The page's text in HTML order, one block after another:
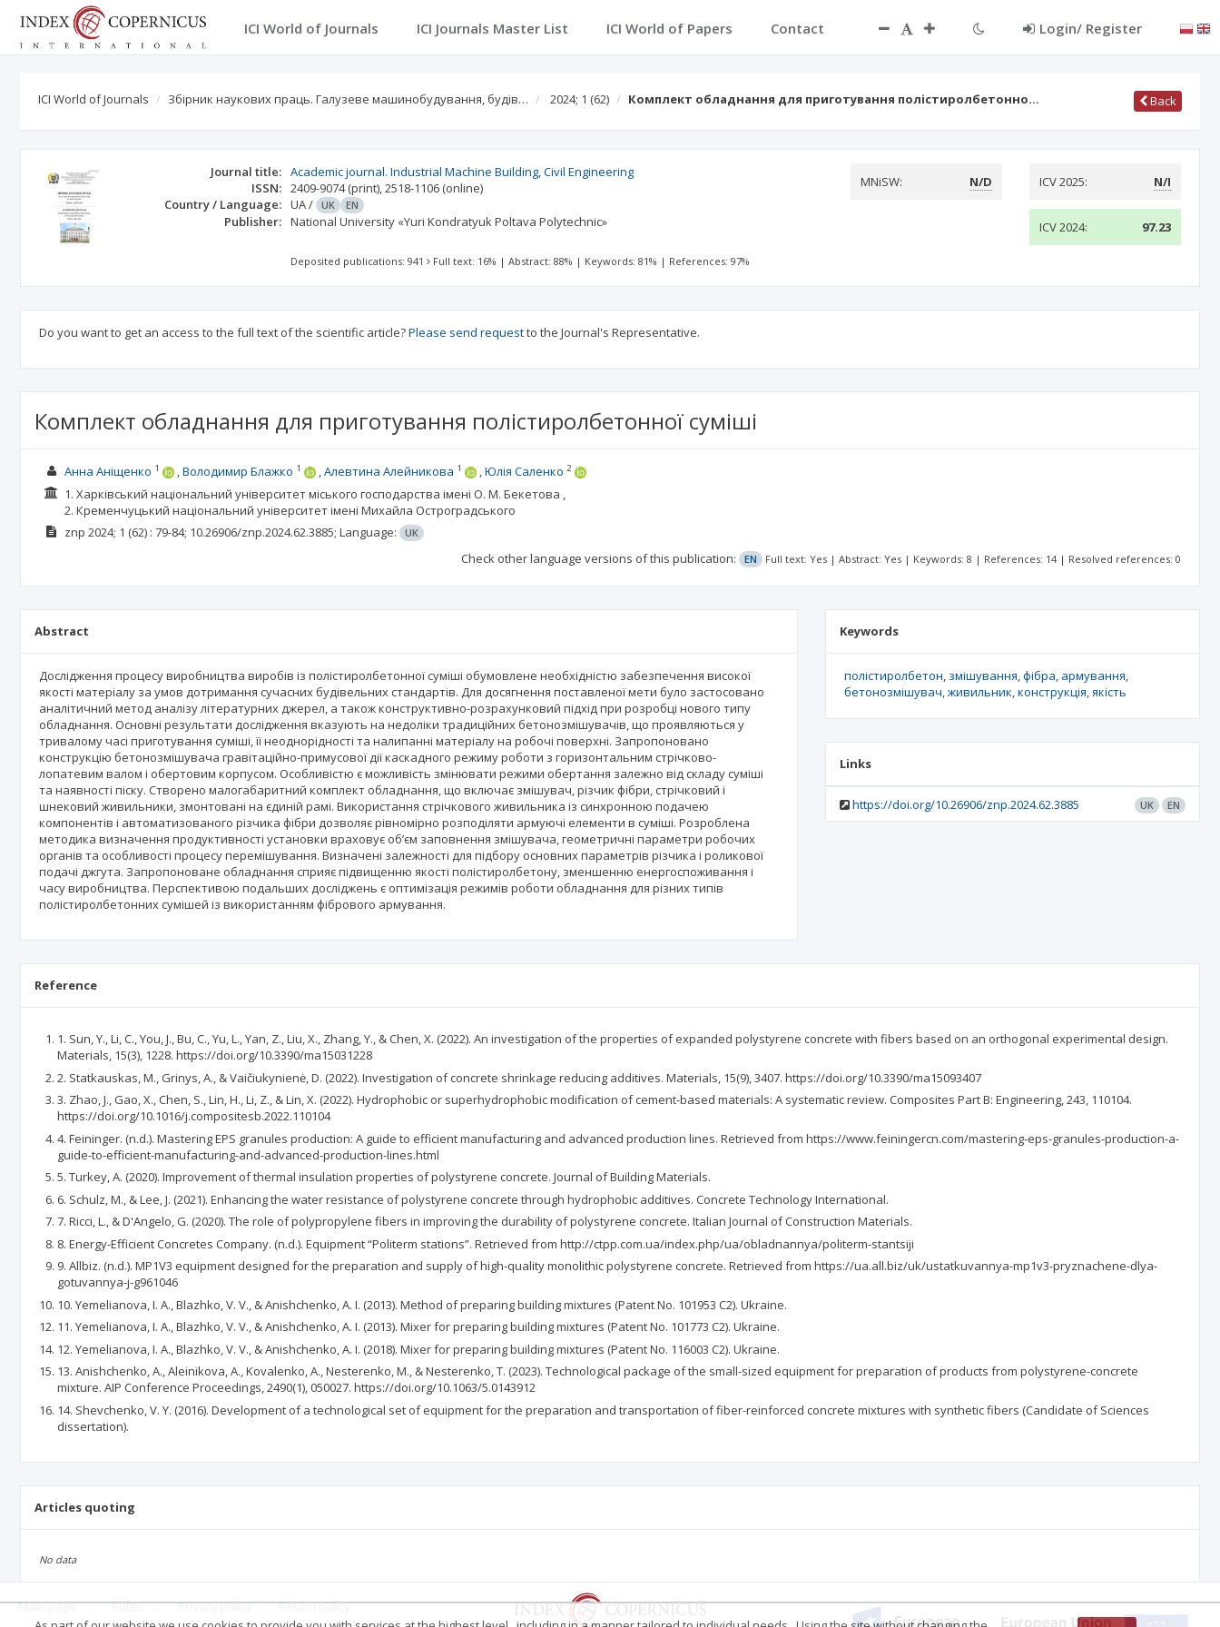
ICI World of Journals ICI Journals Master List ICI World of Papers Contact Login/ Register
ICI World of Journals Збірник наукових праць. Галузеве машинобудування, будів… 2024; 1 (62) Комплект обладнання для приготування полістиролбетонно… Back
Journal title: Academic journal. Industrial Machine Building, Civil Engineering
ISSN: 2409-9074(print),2518-1106 (online)
Country / Language: UA/ UK EN
Publisher: National University «Yuri Kondratyuk Poltava Polytechnic»
MNiSW: N/D ICV 2025: N/I
ICV 2024: 97.23
Deposited publications: 941 Full text: 16% |Abstract: 88% | Keywords: 81% | References: 97%
Do you want to get an access to the full text of the scientific article?Please send requestto the Journal's Representative.
Комплект обладнання для приготування полістиролбетонної суміші
Анна Аніщенко 1 Володимир Блажко 1 Алевтина Алейникова 1 Юлія Саленко 2
1. Харківський національний університет міського господарства імені О. М. Бекетова ,
2. Кременчуцький національний університет імені Михайла Остроградського
znp 2024; 1 (62) : 79-84; 10.26906/znp.2024.62.3885; Language: UK
Check other language versions of this publication: EN Full text: Yes | Abstract: Yes | Keywords: 8 | References: 14 | Resolved references: 0
Abstract
Дослідження процесу виробництва виробів із полістиролбетонної суміші обумовлене необхідністю забезпечення високої
якості матеріалу за умов дотримання сучасних будівельних стандартів. Для досягнення поставленої мети було застосовано
аналітичний метод аналізу літературних джерел, а також конструктивно-розрахунковий підхід при розробці нового типу
обладнання. Основні результати дослідження вказують на недоліки традиційних бетонозмішувачів, що проявляються у
тривалому часі приготування суміші, її неоднорідності та налипанні матеріалу на робочі поверхні. Запропоновано
конструкцію бетонозмішувача гравітаційно-примусової дії каскадного режиму роботи з горизонтальним стрічково-
лопатевим валом і обертовим корпусом. Особливістю є можливість змінювати режими обертання залежно від складу суміші
та наявності піску. Створено малогабаритний комплект обладнання, що включає змішувач, різчик фібри, стрічковий і
шнековий живильники, змонтовані на єдиній рамі. Використання стрічкового живильника із синхронною подачею
компонентів і автоматизованого різчика фібри дозволяє рівномірно розподіляти армуючі елементи в суміші. Розроблена
методика визначення продуктивності установки враховує об’єм заповнення змішувача, геометричні параметри робочих
органів та особливості процесу перемішування. Визначені залежності для підбору основних параметрів різчика і роликової
подачі джгута. Запропоноване обладнання сприяє підвищенню якості полістиролбетону, зменшенню енергоспоживання і
часу виробництва. Перспективою подальших досліджень є оптимізація режимів роботи обладнання для різних типів
полістиролбетонних сумішей із використанням фібрового армування.
Keywords
полістиролбетон змішування фібра армування
бетонозмішувач живильник конструкція якість
Links
https://doi.org/10.26906/znp.2024.62.3885 UK EN
Reference
1. Sun, Y., Li, C., You, J., Bu, C., Yu, L., Yan, Z., Liu, X., Zhang, Y., & Chen, X. (2022). An investigation of the properties of expanded polystyrene concrete with fibers based on an orthogonal experimental design.
Materials, 15(3), 1228. https://doi.org/10.3390/ma15031228
2. Statkauskas, M., Grinys, A., & Vaičiukynienė, D. (2022). Investigation of concrete shrinkage reducing additives. Materials, 15(9), 3407. https://doi.org/10.3390/ma15093407
3. Zhao, J., Gao, X., Chen, S., Lin, H., Li, Z., & Lin, X. (2022). Hydrophobic or superhydrophobic modification of cement-based materials: A systematic review. Composites Part B: Engineering, 243, 110104.
https://doi.org/10.1016/j.compositesb.2022.110104
4. Feininger. (n.d.). Mastering EPS granules production: A guide to efficient manufacturing and advanced production lines. Retrieved from https://www.feiningercn.com/mastering-eps-granules-production-a-
guide-to-efficient-manufacturing-and-advanced-production-lines.html
5. Turkey, A. (2020). Improvement of thermal insulation properties of polystyrene concrete. Journal of Building Materials.
6. Schulz, M., & Lee, J. (2021). Enhancing the water resistance of polystyrene concrete through hydrophobic additives. Concrete Technology International.
7. Ricci, L., & D'Angelo, G. (2020). The role of polypropylene fibers in improving the durability of polystyrene concrete. Italian Journal of Construction Materials.
8. Energy-Efficient Concretes Company. (n.d.). Equipment “Politerm stations”. Retrieved from http://ctpp.com.ua/index.php/ua/obladnannya/politerm-stantsiji
9. Allbiz. (n.d.). MP1V3 equipment designed for the preparation and supply of high-quality monolithic polystyrene concrete. Retrieved from https://ua.all.biz/uk/ustatkuvannya-mp1v3-pryznachene-dlya-
gotuvannya-j-g961046
10. Yemelianova, I. A., Blazhko, V. V., & Anishchenko, A. I. (2013). Method of preparing building mixtures (Patent No. 101953 C2). Ukraine.
11. Yemelianova, I. A., Blazhko, V. V., & Anishchenko, A. I. (2013). Mixer for preparing building mixtures (Patent No. 101773 C2). Ukraine.
12. Yemelianova, I. A., Blazhko, V. V., & Anishchenko, A. I. (2018). Mixer for preparing building mixtures (Patent No. 116003 C2). Ukraine.
13. Anishchenko, A., Aleinikova, A., Kovalenko, A., Nesterenko, M., & Nesterenko, T. (2023). Technological package of the small-sized equipment for preparation of products from polystyrene-concrete
mixture. AIP Conference Proceedings, 2490(1), 050027. https://doi.org/10.1063/5.0143912
14. Shevchenko, V. Y. (2016). Development of a technological set of equipment for the preparation and transportation of fiber-reinforced concrete mixtures with synthetic fibers (Candidate of Sciences
dissertation).
Articles quoting
No data
Main page . Rules . Privacy policy .
Return policy